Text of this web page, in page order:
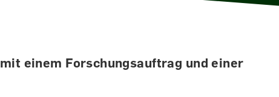
einem Forschungsauftrag und einer